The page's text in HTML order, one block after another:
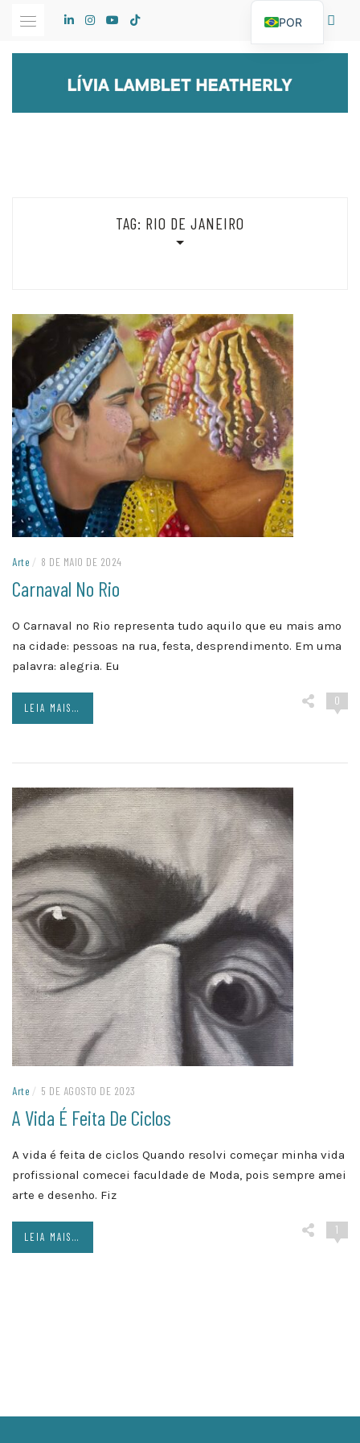
TAG: RIO DE JANEIRO
Arte / 8 DE MAIO DE 2024
Carnaval No Rio
O Carnaval no Rio representa tudo aquilo que eu mais amo
na cidade: pessoas na rua, festa, desprendimento. Em uma
palavra: alegria. Eu
0
LEIA MAIS...
Arte / 5 DE AGOSTO DE 2023
A Vida É Feita De Ciclos
A vida é feita de ciclos Quando resolvi começar minha vida
profissional comecei faculdade de Moda, pois sempre amei
arte e desenho. Fiz
1
LEIA MAIS...
POR